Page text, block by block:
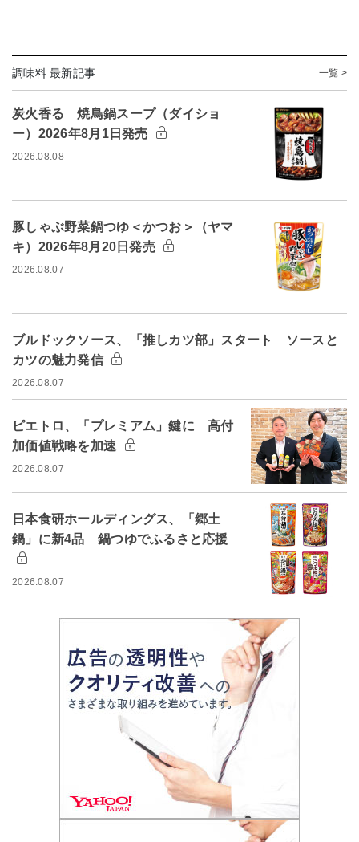
調味料 最新記事 一覧 >
炭火香る 焼鳥鍋スープ（ダイショ
ー）2026年8月1日発売
2026.08.08
豚しゃぶ野菜鍋つゆ＜かつお＞（ヤマ
キ）2026年8月20日発売
2026.08.07
ブルドックソース、「推しカツ部」スタート ソースと
カツの魅力発信
2026.08.07
ピエトロ、「プレミアム」鍵に 高付
加価値戦略を加速
2026.08.07
日本食研ホールディングス、「郷土
鍋」に新4品 鍋つゆでふるさと応援
2026.08.07